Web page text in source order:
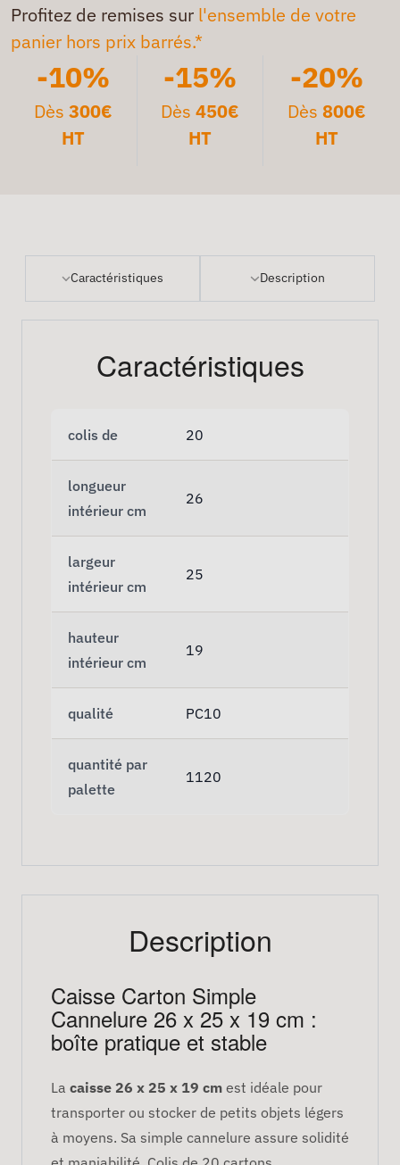
Profitez de remises sur l'ensemble de votre
panier hors prix barrés.*
-10%
Dès300€
HT
-15%
Dès 450€
HT
-20%
Dès 800€
HT
Caractéristiques Description
Caractéristiques
colis de 20
longueur
intérieur cm
26
largeur
intérieur cm
25
hauteur
intérieur cm
19
qualité PC10
quantité par
palette
1120
Description
Caisse Carton Simple
Cannelure 26 x 25 x 19 cm :
boîte pratique et stable
La caisse 26 x 25 x 19 cm est idéale pour
transporter ou stocker de petits objets légers
à moyens. Sa simple cannelure assure solidité